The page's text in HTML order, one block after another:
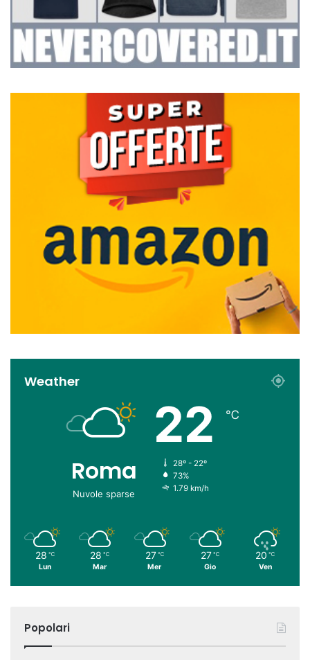
Weather
Roma
Nuvole sparse
22 ℃
28º - 22º
73%
1.79 km/h
28 ℃
Lun
28 ℃
Mar
27 ℃
Mer
27 ℃
Gio
20 ℃
Ven
Popolari